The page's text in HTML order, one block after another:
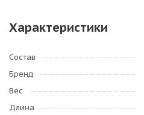
Характеристики
Состав
Бренд
Вес
Длина